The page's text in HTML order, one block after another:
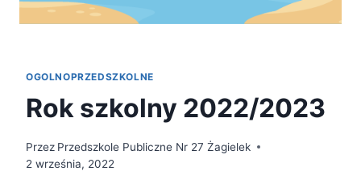
OGOLNOPRZEDSZKOLNE
Rok szkolny 2022/2023
Przez Przedszkole Publiczne Nr 27 Żagielek
2 września, 2022